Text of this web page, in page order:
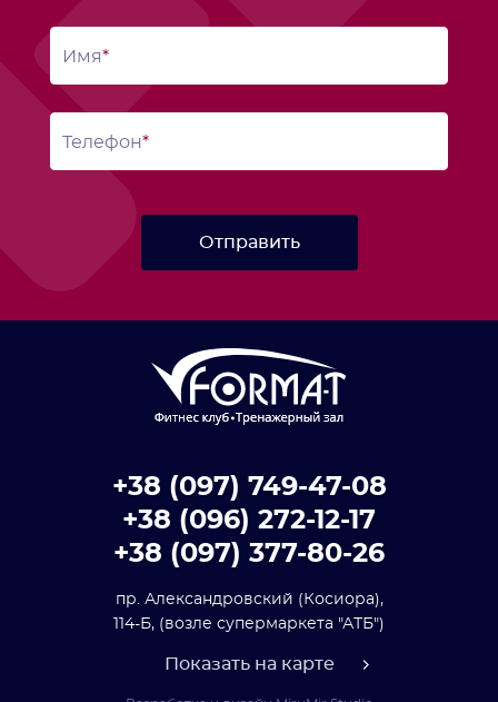
+38 (097) 749-47-08
+38 (096) 272-12-17
+38 (097) 377-80-26
пр. Александровский (Косиора),
114-Б, (возле супермаркета "АТБ")
Показать на карте
Имя
Телефон
Отправить